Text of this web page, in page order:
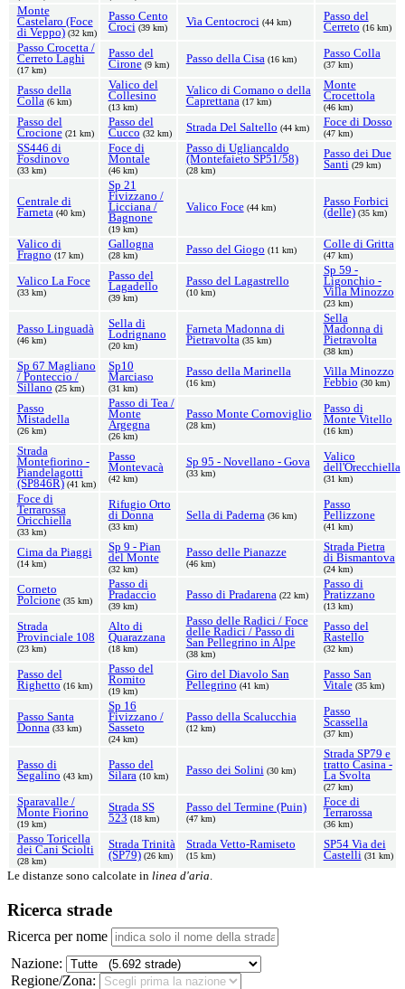
Monte
Castelaro (Foce
di Veppo) (32 km)
Passo Cento
Croci (39 km) Via Centocroci (44 km)
Passo del
Cerreto (16 km)
Passo Crocetta /
Cerreto Laghi
(17 km)
Passo del
Cirone (9 km) Passo della Cisa (16 km) Passo Colla
(37 km)
Passo della
Colla (6 km)
Valico del
Collesino
(13 km)
Valico di Comano o della
Caprettana (17 km)
Monte
Crocettola
(46 km)
Passo del
Crocione (21 km)
Passo del
Cucco (32 km) Strada Del Saltello (44 km) Foce di Dosso
(47 km)
SS446 di
Fosdinovo
(33 km)
Foce di
Montale
(46 km)
Passo di Ugliancaldo
(Montefaieto SP51/58)
(28 km)
Passo dei Due
Santi (29 km)
Centrale di
Farneta (40 km)
Sp 21
Fivizzano /
Licciana /
Bagnone
(19 km)
Valico Foce (44 km)
Passo Forbici
(delle) (35 km)
Valico di
Fragno (17 km)
Gallogna
(28 km) Passo del Giogo (11 km) Colle di Gritta
(47 km)
Valico La Foce
(33 km)
Passo del
Lagadello
(39 km)
Passo del Lagastrello
(10 km)
Sp 59 -
Ligonchio -
Villa Minozzo
(23 km)
Passo Linguadà
(46 km)
Sella di
Lodrignano
(20 km)
Farneta Madonna di
Pietravolta (35 km)
Sella
Madonna di
Pietravolta
(38 km)
Sp 67 Magliano
/ Ponteccio /
Sillano (25 km)
Sp10
Marciaso
(31 km)
Passo della Marinella
(16 km)
Villa Minozzo
Febbio (30 km)
Passo
Mistadella
(26 km)
Passo di Tea /
Monte
Argegna
(26 km)
Passo Monte Cornoviglio
(28 km)
Passo di
Monte Vitello
(16 km)
Strada
Montefiorino -
Piandelagotti
(SP846R) (41 km)
Passo
Montevacà
(42 km)
Sp 95 - Novellano - Gova
(33 km)
Valico
dell'Orecchiella
(31 km)
Foce di
Terrarossa
Oricchiella
(33 km)
Rifugio Orto
di Donna
(33 km)
Sella di Paderna (36 km)
Passo
Pellizzone
(41 km)
Cima da Piaggi
(14 km)
Sp 9 - Pian
del Monte
(32 km)
Passo delle Pianazze
(46 km)
Strada Pietra
di Bismantova
(24 km)
Corneto
Polcione (35 km)
Passo di
Pradaccio
(39 km)
Passo di Pradarena (22 km)
Passo di
Pratizzano
(13 km)
Strada
Provinciale 108
(23 km)
Alto di
Quarazzana
(18 km)
Passo delle Radici / Foce
delle Radici / Passo di
San Pellegrino in Alpe
(38 km)
Passo del
Rastello
(32 km)
Passo del
Righetto (16 km)
Passo del
Romito
(19 km)
Giro del Diavolo San
Pellegrino (41 km)
Passo San
Vitale (35 km)
Passo Santa
Donna (33 km)
Sp 16
Fivizzano /
Sasseto
(24 km)
Passo della Scalucchia
(12 km)
Passo
Scassella
(37 km)
Passo di
Segalino (43 km)
Passo del
Silara (10 km) Passo dei Solini (30 km)
Strada SP79 e
tratto Casina -
La Svolta
(27 km)
Sparavalle /
Monte Fiorino
(19 km)
Strada SS
523 (18 km)
Passo del Termine (Puin)
(47 km)
Foce di
Terrarossa
(36 km)
Passo Toricella
dei Cani Sciolti
(28 km)
Strada Trinità
(SP79) (26 km)
Strada Vetto-Ramiseto
(15 km)
SP54 Via dei
Castelli (31 km)
Le distanze sono calcolate in linea d'aria.
Ricerca strade
Ricerca per nome
Nazione:
Regione/Zona: